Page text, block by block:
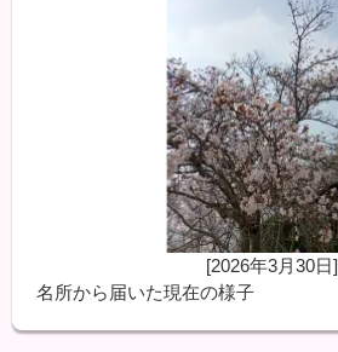
[2026年3月30日]
名所から届いた現在の様子